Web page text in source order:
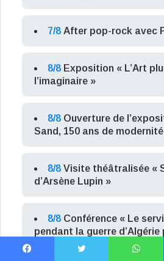
7/8 After pop-rock avec
8/8 Exposition « L’Art
l’imaginaire »
8/8 Ouverture de
Sand, 150 ans de
8/8 Visite théâtralisée «
d’Arsène Lupin »
8/8 Conférence « Le
pendant la guerre d’Algérie
Sulpicien »